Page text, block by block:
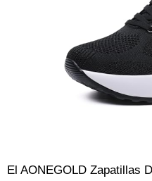
El AONEGOLD Zapatillas